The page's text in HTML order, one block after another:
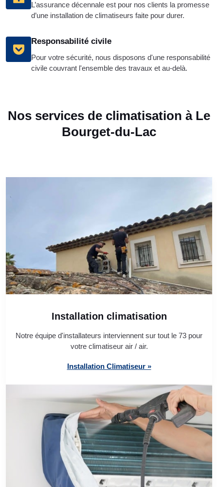
L’assurance décennale est pour nos clients la promesse
d’une installation de climatiseurs faite pour durer.
Responsabilité civile
Pour votre sécurité, nous disposons d'une responsabilité
civile couvrant l'ensemble des travaux et au-delà.
Nos services de climatisation à Le
Bourget-du-Lac
Installation climatisation
Notre équipe d'installateurs interviennent sur tout le 73 pour
votre climatiseur air / air.
Installation Climatiseur »